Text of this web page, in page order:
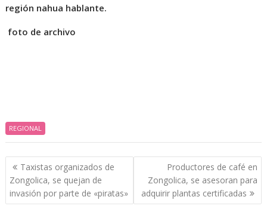
región nahua hablante.
foto de archivo
REGIONAL
Navegación
de
entradas
Taxistas organizados de
Zongolica, se quejan de
invasión por parte de «piratas»
Productores de café en
Zongolica, se asesoran para
adquirir plantas certificadas